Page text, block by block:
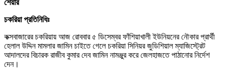
শেয়ার
চকরিয়া প্রতিনিধিঃ
কক্সবাজারের চকরিয়ায় আজ রোববার ৫ ডিসেম্বর ফাঁশিয়াখালী ইউনিয়নের নৌকার প্রার্থী
হেলাল উদ্দিন মামলার জামিন চাইতে গেলে চকরিয়া সিনিয়র জুডিশিয়াল ম্যাজিস্ট্রেট
আদালদের বিচারক রাজীব কুমার দেব জামিন নামঞ্জুর করে জেলহাজতে পাঠানোর নির্দেশ
দেন।